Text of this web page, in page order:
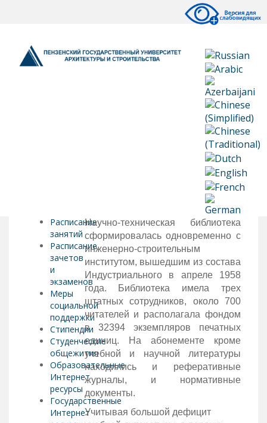
Расписание
занятий
Расписание
зачетов
и
экзаменов
Меры
социальной
поддержки
Стипендии
Студенческие
общежития
Образовательные
Интернет
ресурсы
Государственные
Интернет
Научно-техническая библиотека
сформировалась одновременно с
инженерно-строительным
институтом, вышедшим из состава
Индустриального в апреле 1958
года. Библиотека имела трех
штатных сотрудников, около 700
читателей и располагала фондом
в 32394 экземпляров печатных
единиц. На абонементе кроме
учебной и научной литературы
находились и реферативные
журналы, и нормативные
документы.
Учитывая большой дефицит